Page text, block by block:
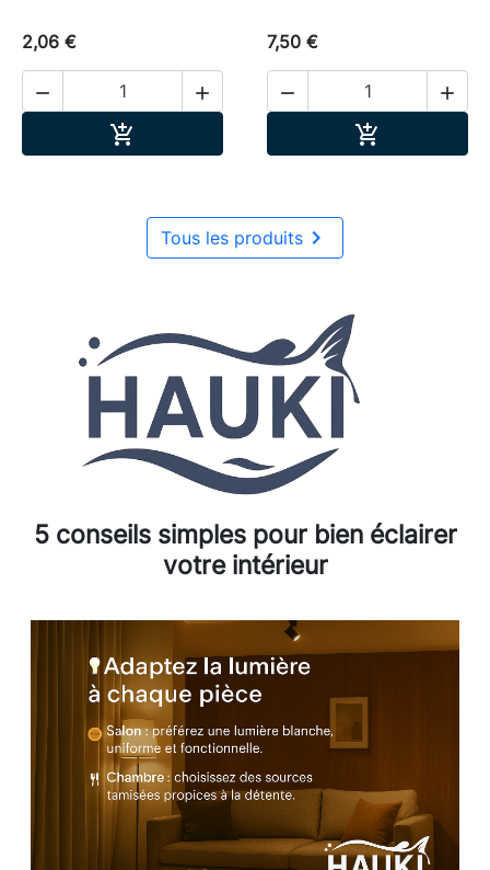
2,06 €
 

7,50 €
 

Tous les produits 
5 conseils simples pour bien éclairer
votre intérieur